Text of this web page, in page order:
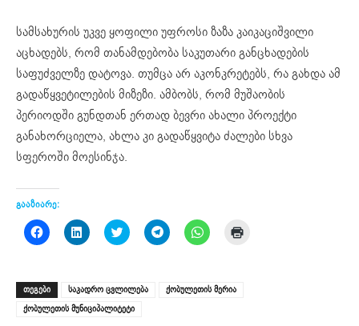
სამსახურის უკვე ყოფილი უფროსი ზაზა კაიკაციშვილი
აცხადებს, რომ თანამდებობა საკუთარი განცხადების
საფუძველზე დატოვა. თუმცა არ აკონკრეტებს, რა გახდა ამ
გადაწყვეტილების მიზეზი. ამბობს, რომ მუშაობის
პერიოდში გუნდთან ერთად ბევრი ახალი პროექტი
განახორციელა, ახლა კი გადაწყვიტა ძალები სხვა
სფეროში მოესინჯა.
გააზიარე:
Click
to
(Opens
in
new
window)
Click
to
(Opens
in
new
window)
Click
to
(Opens
in
new
window)
Click
to
(Opens
in
Click
to
(Opens
in
ᲗᲔᲒᲔᲑᲘ საკადრო ცვლილება
ქობულეთის მერია
ქობულეთის მუნიციპალიტეტი